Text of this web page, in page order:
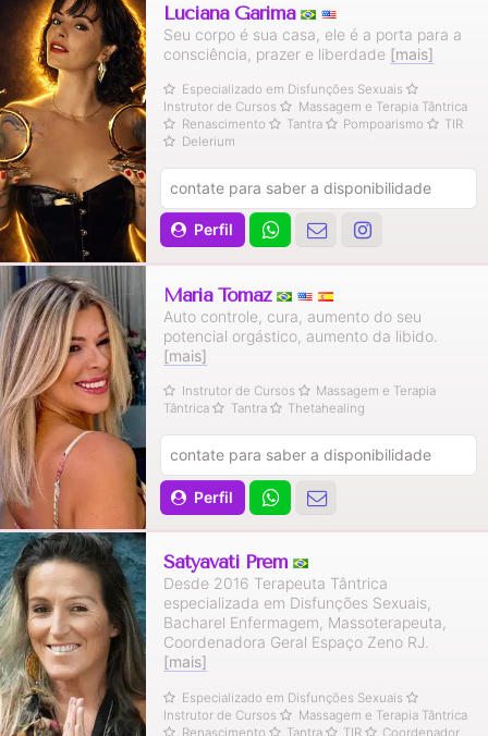
Luciana Garima
Seu corpo é sua casa, ele é a porta para a
consciência, prazer e liberdade [mais]
Especializado em Disfunções Sexuais
Instrutor de Cursos
Massagem e Terapia Tântrica
Renascimento
Tantra Pompoarismo
TIR
Delerium
Perfil
contate para saber a disponibilidade
Maria Tomaz
Auto controle, cura, aumento do seu
potencial orgástico, aumento da libido.
[mais]
Instrutor de Cursos
Massagem e Terapia
Tântrica
Tantra Thetahealing
Perfil
contate para saber a disponibilidade
Satyavati Prem
Desde 2016 Terapeuta Tântrica
especializada em Disfunções Sexuais,
Bacharel Enfermagem, Massoterapeuta,
Coordenadora Geral Espaço Zeno RJ.
[mais]
Especializado em Disfunções Sexuais
Instrutor de Cursos
Massagem e Terapia Tântrica
Renascimento
Tantra TIR
Coordenador